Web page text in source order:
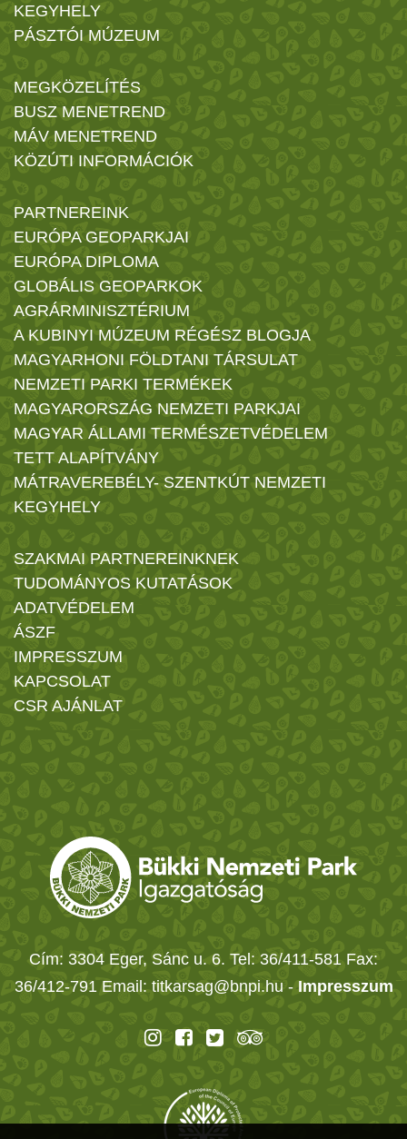
KEGYHELY
PÁSZTÓI MÚZEUM
MEGKÖZELÍTÉS
BUSZ MENETREND
MÁV MENETREND
KÖZÚTI INFORMÁCIÓK
PARTNEREINK
EURÓPA GEOPARKJAI
EURÓPA DIPLOMA
GLOBÁLIS GEOPARKOK
AGRÁRMINISZTÉRIUM
A KUBINYI MÚZEUM RÉGÉSZ BLOGJA
MAGYARHONI FÖLDTANI TÁRSULAT
NEMZETI PARKI TERMÉKEK
MAGYARORSZÁG NEMZETI PARKJAI
MAGYAR ÁLLAMI TERMÉSZETVÉDELEM
TETT ALAPÍTVÁNY
MÁTRAVEREBÉLY- SZENTKÚT NEMZETI
KEGYHELY
SZAKMAI PARTNEREINKNEK
TUDOMÁNYOS KUTATÁSOK
ADATVÉDELEM
ÁSZF
IMPRESSZUM
KAPCSOLAT
CSR AJÁNLAT
Cím: 3304 Eger, Sánc u. 6. Tel: 36/411-581 Fax:
36/412-791 Email: titkarsag@bnpi.hu - Impresszum